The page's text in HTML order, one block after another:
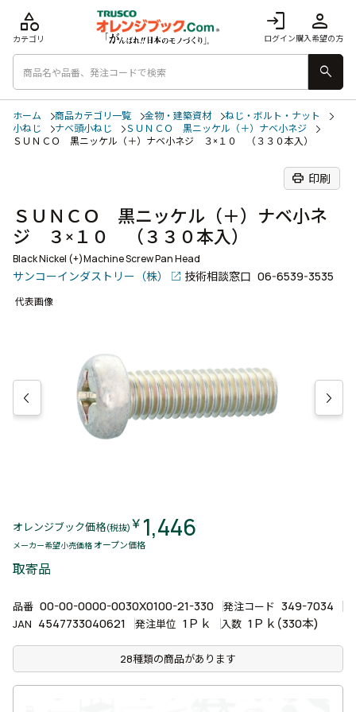
login
ログイン
person
購入希望の方
category
カテゴリ
search
ホーム 商品カテゴリ一覧 金物・建築資材
ねじ・ボルト・ナット
小ねじ
ナベ頭小ねじ
ＳＵＮＣＯ 黒ニッケル（＋）ナベ小ネジ
ＳＵＮＣＯ 黒ニッケル（＋）ナベ小ネジ ３×１０ （３３０本入）
print 印刷
ＳＵＮＣＯ 黒ニッケル（＋）ナベ小ネ
ジ ３×１０ （３３０本入）
Black Nickel (+)Machine Screw Pan Head
サンコーインダストリー（株） 技術相談窓口 06-6539-3535
代表画像
オレンジブック価格(税抜) ￥ 1,446
メーカー希望小売価格 オープン価格
取寄品
品番 00-00-0000-0030X0100-21-330 発注コード 349-7034
JAN 4547733040621 発注単位 1Ｐｋ 入数 1Ｐｋ(330本)
28種類の商品があります